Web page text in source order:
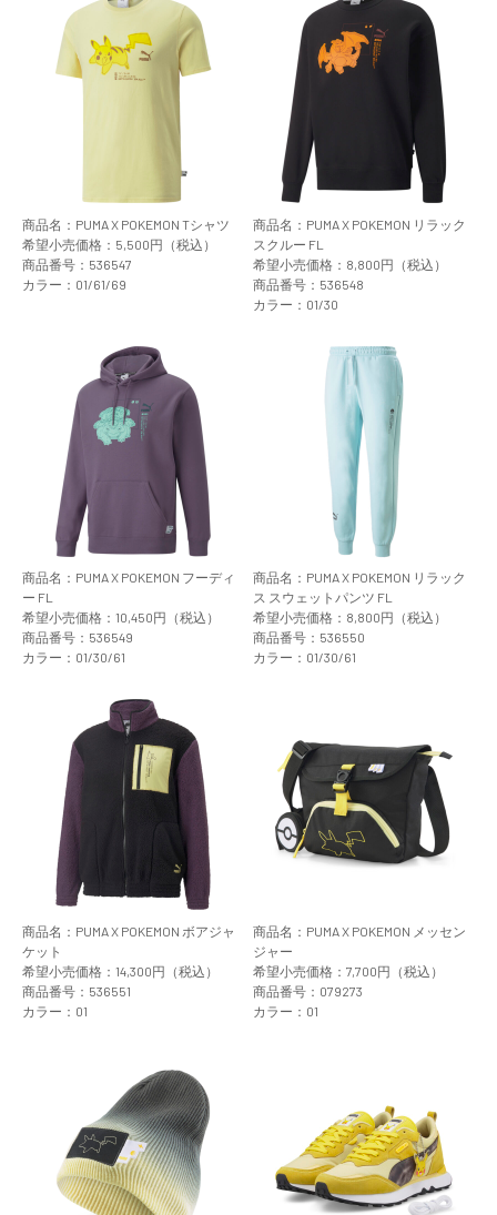
商品名：PUMA X POKEMON Tシャツ
希望小売価格：5,500円（税込）
商品番号：536547
カラー：01/61/69
商品名：PUMA X POKEMON リラック
スクルー FL
希望小売価格：8,800円（税込）
商品番号：536548
カラー：01/30
商品名：PUMA X POKEMON フーディ
ー FL
希望小売価格：10,450円（税込）
商品番号：536549
カラー：01/30/61
商品名：PUMA X POKEMON リラック
ス スウェットパンツ FL
希望小売価格：8,800円（税込）
商品番号：536550
カラー：01/30/61
商品名：PUMA X POKEMON ボアジャ
ケット
希望小売価格：14,300円（税込）
商品番号：536551
カラー：01
商品名：PUMA X POKEMON メッセン
ジャー
希望小売価格：7,700円（税込）
商品番号：079273
カラー：01